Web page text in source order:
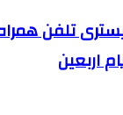
تلفن
اربعین